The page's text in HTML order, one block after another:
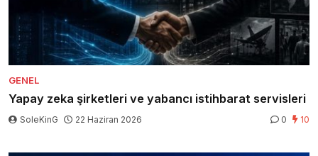
GENEL
Yapay zeka şirketleri ve yabancı istihbarat servisleri
SoleKinG 22 Haziran 2026 0 10